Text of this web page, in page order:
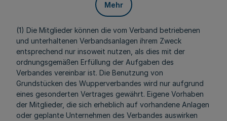
Mehr
(1) Die Mitglieder können die vom Verband betriebenen
und unterhaltenen Verbandsanlagen ihrem Zweck
entsprechend nur insoweit nutzen, als dies mit der
ordnungsgemäßen Erfüllung der Aufgaben des
Verbandes vereinbar ist. Die Benutzung von
Grundstücken des Wupperverbandes wird nur aufgrund
eines gesonderten Vertrages gewährt. Eigene Vorhaben
der Mitglieder, die sich erheblich auf vorhandene Anlagen
oder geplante Unternehmen des Verbandes auswirken